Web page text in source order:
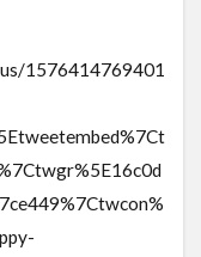
1576414769401